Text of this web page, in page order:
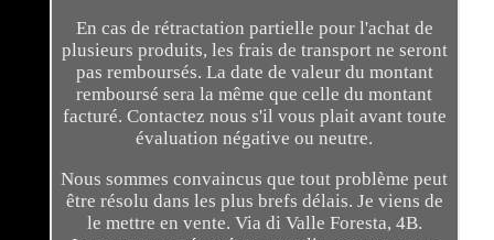
En cas de rétractation partielle pour l'achat de
plusieurs produits, les frais de transport ne seront
pas remboursés. La date de valeur du montant
remboursé sera la même que celle du montant
facturé. Contactez nous s'il vous plait avant toute
évaluation négative ou neutre.
Nous sommes convaincus que tout problème peut
être résolu dans les plus brefs délais. Je viens de
le mettre en vente. Via di Valle Foresta, 4B.